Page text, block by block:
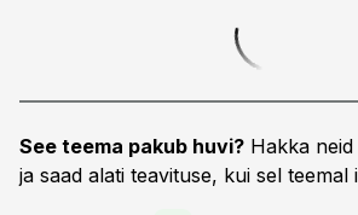
See teema pakub huvi? Hakka
ja saad alati teavituse, kui sel teemal